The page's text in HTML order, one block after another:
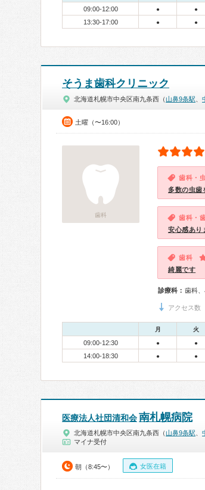
09:00-12:00 ● ●
13:30-17:00
● ●
そうま歯科クリニック
北海道札幌市中央区南九条西（山鼻9条駅
土曜（〜16:00）
歯科
歯科・
多数の虫歯
歯科・
安心感あり
歯科
綺麗です
診療科： 歯科
アクセス数
月 火
09:00-12:30 ● ●
14:00-18:30 ● ●
医療法人社団清和会南札幌病院
北海道札幌市中央区南九条西（山鼻9条駅
マイナ受付
朝（8:45〜） 女医在籍